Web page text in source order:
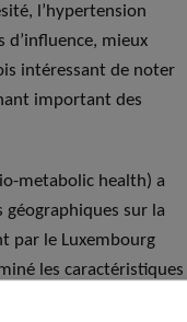
l’hypertension
d’influence, mieux
intéressant de noter
important des
metabolic health) a
sur la
par le Luxembourg
les caractéristiques
a également étudié les